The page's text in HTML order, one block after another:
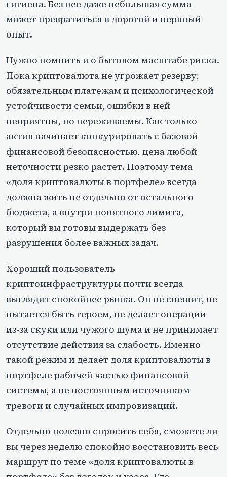
гигиена. Без нее даже небольшая сумма
может превратиться в дорогой и нервный
опыт.
Нужно помнить и о бытовом масштабе риска.
Пока криптовалюта не угрожает резерву,
обязательным платежам и психологической
устойчивости семьи, ошибки в ней
неприятны, но переживаемы. Как только
актив начинает конкурировать с базовой
финансовой безопасностью, цена любой
неточности резко растет. Поэтому тема
«доля криптовалюты в портфеле» всегда
должна жить не отдельно от остального
бюджета, а внутри понятного лимита,
который вы готовы выдержать без
разрушения более важных задач.
Хороший пользователь
криптоинфраструктуры почти всегда
выглядит спокойнее рынка. Он не спешит, не
пытается быть героем, не делает операции
из-за скуки или чужого шума и не принимает
отсутствие действия за слабость. Именно
такой режим и делает доля криптовалюты в
портфеле рабочей частью финансовой
системы, а не постоянным источником
тревоги и случайных импровизаций.
Отдельно полезно спросить себя, сможете ли
вы через неделю спокойно восстановить весь
маршрут по теме «доля криптовалюты в